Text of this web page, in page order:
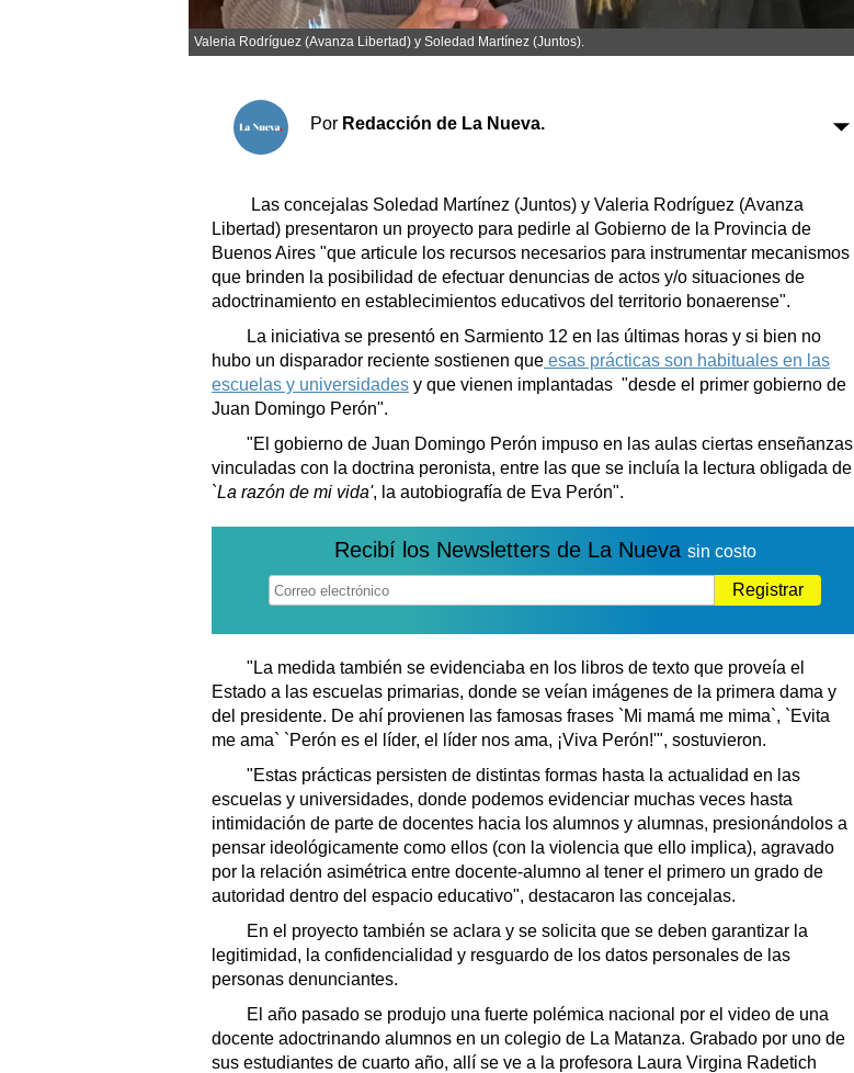
Fúnebres
Clasificados
Suplementos
Servicios
Loterías
Datos Útiles
Fúnebres
Edictos
Valeria Rodríguez (Avanza Libertad) y Soledad Martínez (Juntos).
Por Redacción de La Nueva.
Las concejalas Soledad Martínez (Juntos) y Valeria Rodríguez (Avanza
Libertad) presentaron un proyecto para pedirle al Gobierno de la Provincia de
Buenos Aires "que articule los recursos necesarios para instrumentar mecanismos
que brinden la posibilidad de efectuar denuncias de actos y/o situaciones de
adoctrinamiento en establecimientos educativos del territorio bonaerense".
La iniciativa se presentó en Sarmiento 12 en las últimas horas y si bien no
hubo un disparador reciente sostienen que esas prácticas son habituales en las
escuelas y universidades y que vienen implantadas "desde el primer gobierno de
Juan Domingo Perón".
"El gobierno de Juan Domingo Perón impuso en las aulas ciertas enseñanzas
vinculadas con la doctrina peronista, entre las que se incluía la lectura obligada de
`La razón de mi vida', la autobiografía de Eva Perón".
Recibí los Newsletters de La Nueva sin costo
Registrar
"La medida también se evidenciaba en los libros de texto que proveía el
Estado a las escuelas primarias, donde se veían imágenes de la primera dama y
del presidente. De ahí provienen las famosas frases `Mi mamá me mima`, `Evita
me ama` `Perón es el líder, el líder nos ama, ¡Viva Perón!'", sostuvieron.
"Estas prácticas persisten de distintas formas hasta la actualidad en las
escuelas y universidades, donde podemos evidenciar muchas veces hasta
intimidación de parte de docentes hacia los alumnos y alumnas, presionándolos a
pensar ideológicamente como ellos (con la violencia que ello implica), agravado
por la relación asimétrica entre docente-alumno al tener el primero un grado de
autoridad dentro del espacio educativo", destacaron las concejalas.
En el proyecto también se aclara y se solicita que se deben garantizar la
legitimidad, la confidencialidad y resguardo de los datos personales de las
personas denunciantes.
El año pasado se produjo una fuerte polémica nacional por el video de una
docente adoctrinando alumnos en un colegio de La Matanza. Grabado por uno de
sus estudiantes de cuarto año, allí se ve a la profesora Laura Virgina Radetich